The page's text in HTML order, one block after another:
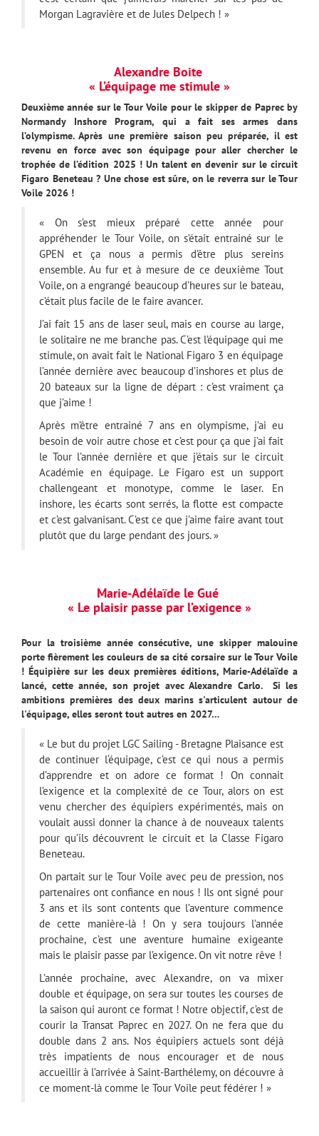
Morgan Lagravière et de Jules Delpech ! »
Alexandre Boite
« L’équipage me stimule »
Deuxième année sur le Tour Voile pour le skipper de Paprec by
Normandy Inshore Program, qui a fait ses armes dans
l’olympisme. Après une première saison peu préparée, il est
revenu en force avec son équipage pour aller chercher le
trophée de l’édition 2025 ! Un talent en devenir sur le circuit
Figaro Beneteau ? Une chose est sûre, on le reverra sur le Tour
Voile 2026 !
« On s’est mieux préparé cette année pour
appréhender le Tour Voile, on s’était entrainé sur le
GPEN et ça nous a permis d’être plus sereins
ensemble. Au fur et à mesure de ce deuxième Tout
Voile, on a engrangé beaucoup d’heures sur le bateau,
c’était plus facile de le faire avancer.
J’ai fait 15 ans de laser seul, mais en course au large,
le solitaire ne me branche pas. C’est l’équipage qui me
stimule, on avait fait le National Figaro 3 en équipage
l’année dernière avec beaucoup d’inshores et plus de
20 bateaux sur la ligne de départ : c’est vraiment ça
que j’aime !
Après m’être entrainé 7 ans en olympisme, j’ai eu
besoin de voir autre chose et c’est pour ça que j’ai fait
le Tour l’année dernière et que j’étais sur le circuit
Académie en équipage. Le Figaro est un support
challengeant et monotype, comme le laser. En
inshore, les écarts sont serrés, la flotte est compacte
et c’est galvanisant. C’est ce que j’aime faire avant tout
plutôt que du large pendant des jours. »
Marie-Adélaïde le Gué
« Le plaisir passe par l’exigence »
Pour la troisième année consécutive, une skipper malouine
porte fièrement les couleurs de sa cité corsaire sur le Tour Voile
! Équipière sur les deux premières éditions, Marie-Adélaïde a
lancé, cette année, son projet avec Alexandre Carlo. Si les
ambitions premières des deux marins s'articulent autour de
l'équipage, elles seront tout autres en 2027…
« Le but du projet LGC Sailing - Bretagne Plaisance est
de continuer l‘équipage, c’est ce qui nous a permis
d’apprendre et on adore ce format ! On connait
l’exigence et la complexité de ce Tour, alors on est
venu chercher des équipiers expérimentés, mais on
voulait aussi donner la chance à de nouveaux talents
pour qu’ils découvrent le circuit et la Classe Figaro
Beneteau.
On partait sur le Tour Voile avec peu de pression, nos
partenaires ont confiance en nous ! Ils ont signé pour
3 ans et ils sont contents que l’aventure commence
de cette manière-là ! On y sera toujours l’année
prochaine, c’est une aventure humaine exigeante
mais le plaisir passe par l’exigence. On vit notre rêve !
L’année prochaine, avec Alexandre, on va mixer
double et équipage, on sera sur toutes les courses de
la saison qui auront ce format ! Notre objectif, c’est de
courir la Transat Paprec en 2027. On ne fera que du
double dans 2 ans. Nos équipiers actuels sont déjà
très impatients de nous encourager et de nous
accueillir à l’arrivée à Saint-Barthélemy, on découvre à
ce moment-là comme le Tour Voile peut fédérer ! »